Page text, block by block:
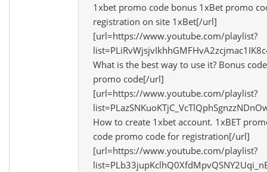
1xbet promo code bonus 1xBet promo
registration on site 1xBet[/url]
[url=https://www.youtube.com/playlist?
What is the best way to use it? Bonus
promo code[/url]
[url=https://www.youtube.com/playlist?
How to create 1xbet account. 1xBET
code promo code for registration[/url]
[url=https://www.youtube.com/playlist?